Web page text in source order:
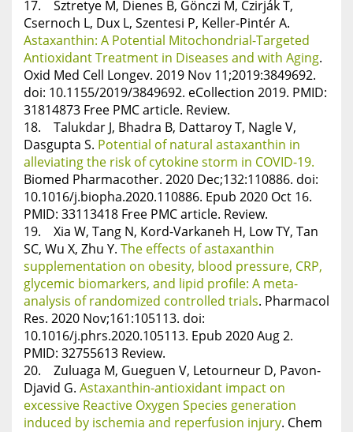
17. Sztretye M, Dienes B, Gönczi M, Czirják T,
Csernoch L, Dux L, Szentesi P, Keller-Pintér A.
Astaxanthin: A Potential Mitochondrial-Targeted
Antioxidant Treatment in Diseases and with Aging.
Oxid Med Cell Longev. 2019 Nov 11;2019:3849692.
doi: 10.1155/2019/3849692. eCollection 2019. PMID:
31814873 Free PMC article. Review.
18. Talukdar J, Bhadra B, Dattaroy T, Nagle V,
Dasgupta S. Potential of natural astaxanthin in
alleviating the risk of cytokine storm in COVID-19.
Biomed Pharmacother. 2020 Dec;132:110886. doi:
10.1016/j.biopha.2020.110886. Epub 2020 Oct 16.
PMID: 33113418 Free PMC article. Review.
19. Xia W, Tang N, Kord-Varkaneh H, Low TY, Tan
SC, Wu X, Zhu Y. The effects of astaxanthin
supplementation on obesity, blood pressure, CRP,
glycemic biomarkers, and lipid profile: A meta-
analysis of randomized controlled trials. Pharmacol
Res. 2020 Nov;161:105113. doi:
10.1016/j.phrs.2020.105113. Epub 2020 Aug 2.
PMID: 32755613 Review.
20. Zuluaga M, Gueguen V, Letourneur D, Pavon-
Djavid G. Astaxanthin-antioxidant impact on
excessive Reactive Oxygen Species generation
induced by ischemia and reperfusion injury. Chem